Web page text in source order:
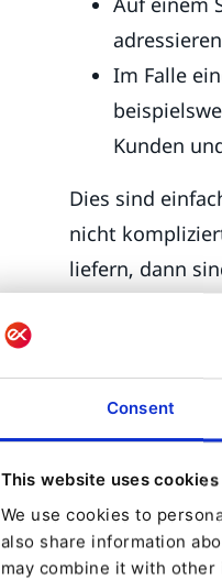
Consent
This website uses cookies
We use cookies to
also share information
may combine it with
Im Falle
Kunden
Dies sind
nicht
liefern, dann
- Foodie